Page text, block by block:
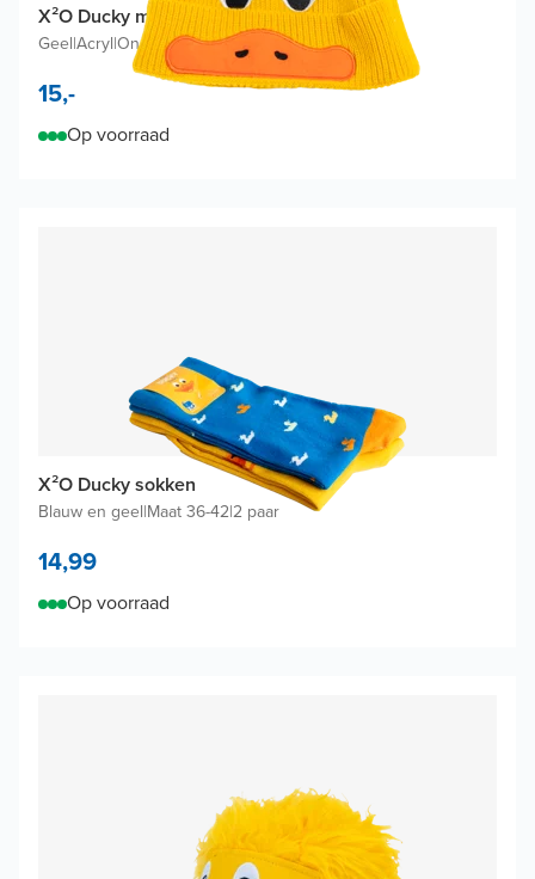
X²O Ducky muts
Geel|Acryl|One size
15,-
Op voorraad
X²O Ducky sokken
Blauw en geel|Maat 36-42|2 paar
14,99
Op voorraad